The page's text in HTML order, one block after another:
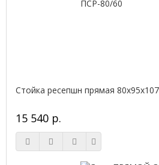
Стойка ресепшн прямая
15 540 р.